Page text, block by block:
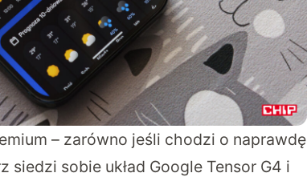
– zarówno jeśli chodzi o naprawdę
sobie układ Google Tensor G4 i